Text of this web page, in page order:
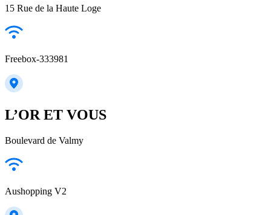
15 Rue de la Haute Loge
Freebox-333981
L’OR ET VOUS
Boulevard de Valmy
Aushopping V2